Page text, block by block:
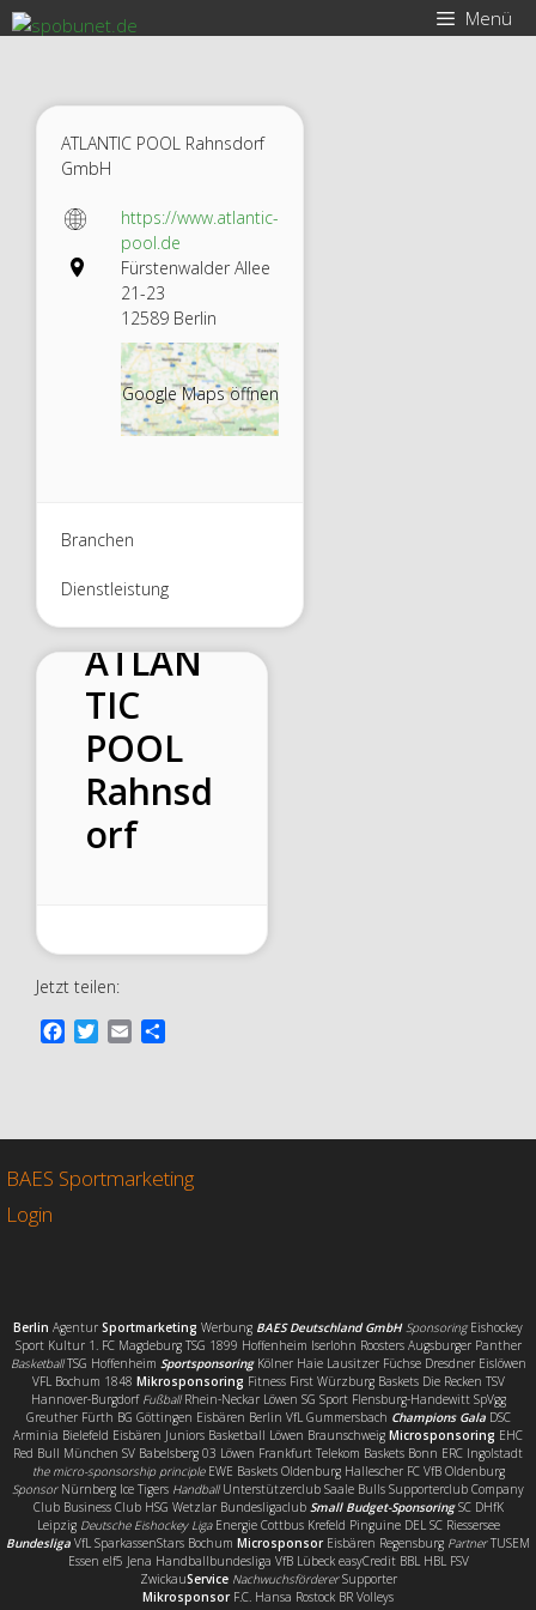
Zum
Inhalt
Menü
ATLANTIC POOL Rahnsdorf
GmbH
https://www.atlantic-
pool.de
Fürstenwalder Allee
21-23
12589 Berlin
Google Maps öffnen
Branchen
Dienstleistung
ATLAN
TIC
POOL
Rahnsd
orf
Jetzt teilen:
F
o
k
T
r
E
BAES Sportmarketing
Login
Berlin Agentur Sportmarketing Werbung BAES Deutschland GmbH SponsoringEishockey
Sport Kultur 1. FC Magdeburg TSG 1899 Hoffenheim Iserlohn Roosters Augsburger Panther
BasketballTSG Hoffenheim SportsponsoringKölner Haie Lausitzer Füchse Dresdner Eislöwen
VFL Bochum 1848 Mikrosponsoring Fitness First Würzburg Baskets Die Recken TSV
Hannover-Burgdorf FußballRhein-Neckar Löwen SG Sport Flensburg-Handewitt SpVgg
Greuther Fürth BG Göttingen Eisbären Berlin VfL Gummersbach Champions GalaDSC
Arminia Bielefeld Eisbären Juniors Basketball Löwen Braunschweig Microsponsoring EHC
Red Bull München SV Babelsberg 03 Löwen Frankfurt Telekom Baskets Bonn ERC Ingolstadt
the micro-sponsorship principleEWE Baskets Oldenburg Hallescher FC VfB Oldenburg
SponsorNürnberg Ice Tigers HandballUnterstützerclub Saale Bulls Supporterclub Company
Club Business Club HSG Wetzlar Bundesligaclub Small Budget-SponsoringSC DHfK
Leipzig Deutsche Eishockey LigaEnergie Cottbus Krefeld Pinguine DEL SC Riessersee
Bundesliga VfL SparkassenStars Bochum MicrosponsorEisbären Regensburg PartnerTUSEM
Essen elf5 Jena Handballbundesliga VfB Lübeck easyCredit BBL HBL FSV
ZwickauService NachwuchsfördererSupporter
MikrosponsorF.C. Hansa Rostock BR Volleys